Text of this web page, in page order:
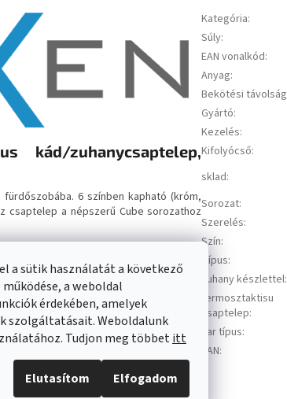
a sütik használatát a következő
a weboldal
érdekében, amelyek
szolgáltatásait. Weboldalunk
Tudjon meg többetitt
Elutasítom Elfogadom
kád/zuhanycsaptelep,
6 színben kapható (króm,
csaptelep a népszerű Cube sorozathoz
alulról kézizuhanyhoz
Kategória:
Súly:
EAN vonalkód:
Anyag:
Bekötési távolság
Gyártó:
Kezelés:
Kifolyócső:
sklad:
Sorozat:
Szerelés:
Szín:
Típus:
zuhany készlettel:
termosztaktisu
csaptelep:
kar típus:
EAN: